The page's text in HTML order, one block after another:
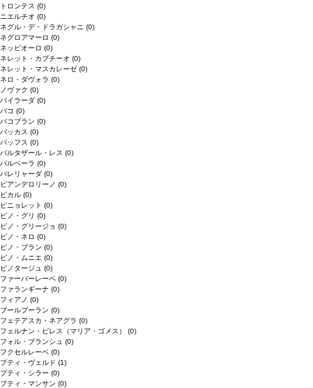
トロンテス (0)
ニエルチオ (0)
ネグル・デ・ドラガシャニ (0)
ネグロアマーロ (0)
ネッビオーロ (0)
ネレット・カプチーオ (0)
ネレット・マスカレーゼ (0)
ネロ・ダヴォラ (0)
ノヴァク (0)
バイラーダ (0)
バコ (0)
バコブラン (0)
バッカス (0)
バッフス (0)
バルタザール・レス (0)
バルベーラ (0)
パレリャーダ (0)
ピアンデロリーノ (0)
ビカル (0)
ピニョレット (0)
ピノ・グリ (0)
ピノ・グリージョ (0)
ピノ・ネロ (0)
ピノ・ブラン (0)
ピノ・ムニエ (0)
ピノタージュ (0)
ファーバーレーベ (0)
ファランギーナ (0)
フィアノ (0)
ブールブーラン (0)
フェテアスカ・ネアグラ (0)
フェルナン・ピレス（マリア・ゴメス） (0)
フォル・ブランシュ (0)
フクセルレーベ (0)
プティ・ヴェルド (1)
プティ・シラー (0)
プティ・マンサン (0)